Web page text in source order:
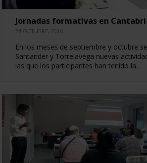
Jornadas formativas en
24 OCTUBRE, 2016
En los meses de septiembre y octubre
Santander y Torrelavega nuevas
las que los participantes han tenido la…